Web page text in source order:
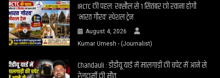
IRCTC की पहल: रक्सौल से 1 सितंबर को रवाना होगी
‘भारत गौरव’ स्पेशल ट्रेन
August 4, 2026
Kumar Umesh - (Journalist)
Chandauli : डीडीयू यार्ड में मालगाड़ी की चपेट में आने से